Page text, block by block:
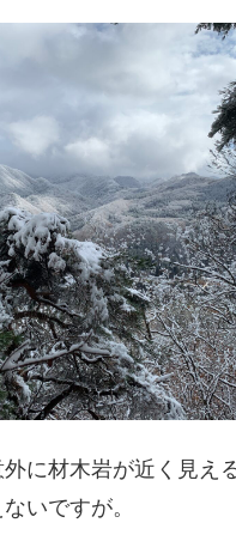
に材木岩が近く見え
いですが。